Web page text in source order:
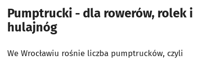
Pumptrucki - dla rowerów, rolek i
hulajnóg
We Wrocławiu rośnie liczba pumptrucków, czyli